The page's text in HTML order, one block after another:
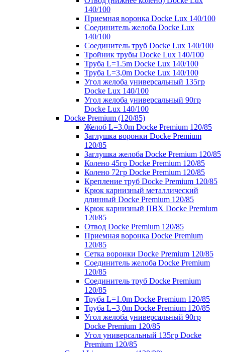
140/100
Приемная воронка Docke Lux 140/100
Соединитель желоба Docke Lux
140/100
Соединитель труб Docke Lux 140/100
Тройник трубы Docke Lux 140/100
Труба L=1.5m Docke Lux 140/100
Труба L=3,0m Docke Lux 140/100
Угол желоба универсальный 135гр
Docke Lux 140/100
Угол желоба универсальный 90гр
Docke Lux 140/100
Docke Premium (120/85)
Желоб L=3.0m Docke Premium 120/85
Заглушка воронки Docke Premium
120/85
Заглушка желоба Docke Premium 120/85
Колено 45гр Docke Premium 120/85
Колено 72гр Docke Premium 120/85
Крепление труб Docke Premium 120/85
Крюк карнизный металлический
длинный Docke Premium 120/85
Крюк карнизный ПВХ Docke Premium
120/85
Отвод Docke Premium 120/85
Приемная воронка Docke Premium
120/85
Сетка воронки Docke Premium 120/85
Соединитель желоба Docke Premium
120/85
Соединитель труб Docke Premium
120/85
Труба L=1.0m Docke Premium 120/85
Труба L=3,0m Docke Premium 120/85
Угол желоба универсальный 90гр
Docke Premium 120/85
Угол универсальный 135гр Docke
Premium 120/85